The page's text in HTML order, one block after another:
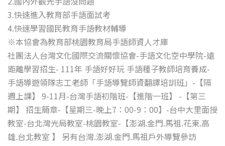
3.快速進入教育部手語面試考
4.快速學習國民教育手語教材輔導
※本協會為教育部桃園教育局手語師資人才庫
社團法人台灣文化國際交流關懷協會-手語文化空中學院-遠
距離學習招生- 111年 手語好好玩 手語種子教師培育養成-
手語導遊領隊志工老師「手語導覽師資翻譯培訓班」-【隔
週上課】 9-11月-台灣手語初階班-【進階一班】 -【第三
期】 招生簡章-【星期三-晚上7：00-9：00】-台中大里面授
教室-台北灣光局教室-桃園教室-【澎湖.金門.馬祖.花東.高
雄.台北教室 】 另有台灣.澎湖.金門.馬祖戶外導覽參訪